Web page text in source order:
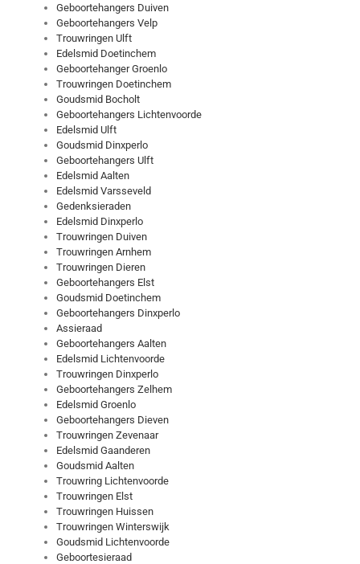
Geboortehangers Duiven
Geboortehangers Velp
Trouwringen Ulft
Edelsmid Doetinchem
Geboortehanger Groenlo
Trouwringen Doetinchem
Goudsmid Bocholt
Geboortehangers Lichtenvoorde
Edelsmid Ulft
Goudsmid Dinxperlo
Geboortehangers Ulft
Edelsmid Aalten
Edelsmid Varsseveld
Gedenksieraden
Edelsmid Dinxperlo
Trouwringen Duiven
Trouwringen Arnhem
Trouwringen Dieren
Geboortehangers Elst
Goudsmid Doetinchem
Geboortehangers Dinxperlo
Assieraad
Geboortehangers Aalten
Edelsmid Lichtenvoorde
Trouwringen Dinxperlo
Geboortehangers Zelhem
Edelsmid Groenlo
Geboortehangers Dieven
Trouwringen Zevenaar
Edelsmid Gaanderen
Goudsmid Aalten
Trouwring Lichtenvoorde
Trouwringen Elst
Trouwringen Huissen
Trouwringen Winterswijk
Goudsmid Lichtenvoorde
Geboortesieraad